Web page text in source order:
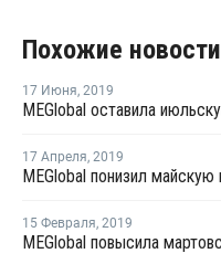
Похожие новости
17 Июня, 2019
17 Апреля, 2019
15 Февраля, 2019